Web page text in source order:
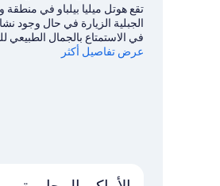
تقع هوتل ميليا بيلباو في
الجبلية الزيارة في حال وجود
في الاستمتاع بالجمال
يُحدث في استاد سان ماميس أو
عرض تفاصيل أكثر